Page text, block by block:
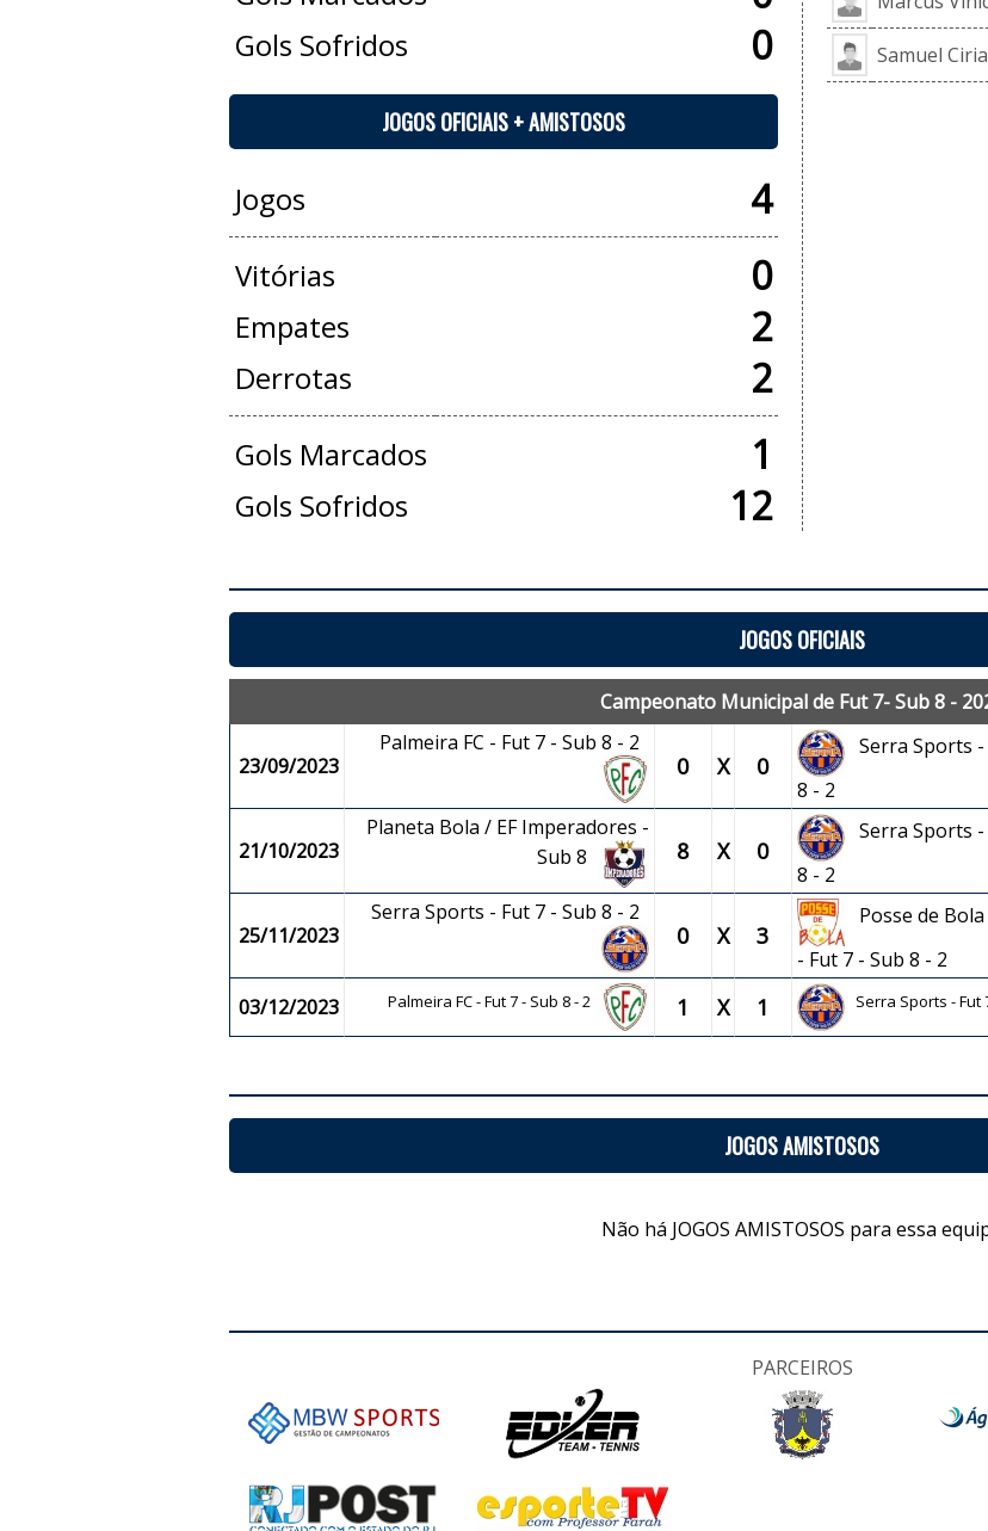
Gols Sofridos 0
JOGOS OFICIAIS + AMISTOSOS
Jogos 4
Vitórias 0
Empates 2
Derrotas 2
Gols Marcados 1
Gols Sofridos 12
Samuel
JOGOS OFICIAIS
Campeonato Municipal de Fut 7- Sub 8 -
23/09/2023
Palmeira FC - Fut 7 - Sub 8 - 2
0 X 0
Serra Sports -
8 - 2
21/10/2023
Planeta Bola / EF Imperadores -
Sub 8
8 X 0
Serra Sports -
8 - 2
25/11/2023
Serra Sports - Fut 7 - Sub 8 - 2
0 X 3
Posse de
- Fut 7 - Sub 8 - 2
03/12/2023 Palmeira FC - Fut 7 - Sub 8 - 2 1 X 1 Serra Sports - Fut
JOGOS AMISTOSOS
Não há JOGOS AMISTOSOS para essa
PARCEIROS